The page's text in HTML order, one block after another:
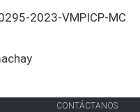
2023-VMPICP-MC
CONTÁCTANOS